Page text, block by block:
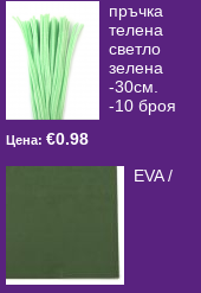
пръчка
телена
светлo
зелена
-30см.
-10 броя
Цена: €0.98
EVA /